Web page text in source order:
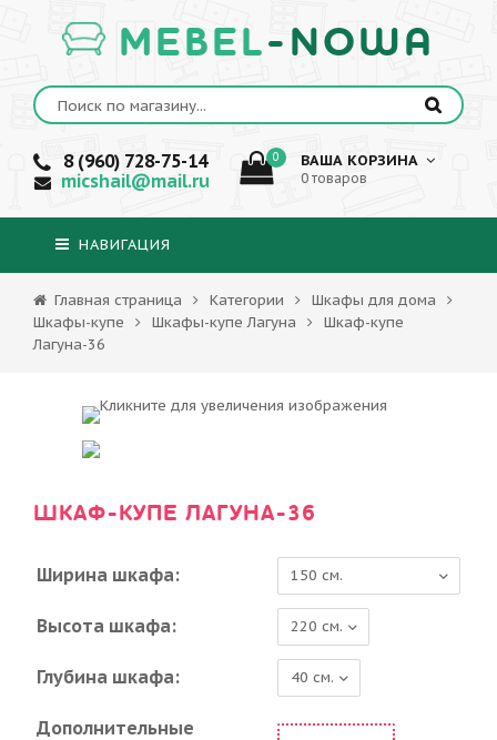
MEBEL-NOWA
8 (960) 728-75-14
micshail@mail.ru
0 ВАША КОРЗИНА
0 товаров
НАВИГАЦИЯ
Главная страница Категории
Шкафы для дома
Шкафы-купе
Шкафы-купе Лагуна
Шкаф-купе
Лагуна-36
ШКАФ-КУПЕ ЛАГУНА-36
Ширина шкафа:
Высота шкафа:
Глубина шкафа:
Дополнительные